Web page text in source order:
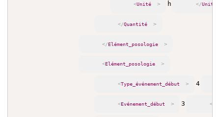
<Unité > h </Unité
</Quantité >
</Elément_posologie >
<Elément_posologie >
<Type_événement_début > 4
<Evénement_début > 3 </